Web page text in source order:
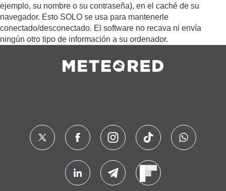
ejemplo, su nombre o su contraseña), en el caché de su
navegador. Esto SOLO se usa para mantenerle
conectado/desconectado. El software no recava ni envía
ningún otro tipo de información a su ordenador.